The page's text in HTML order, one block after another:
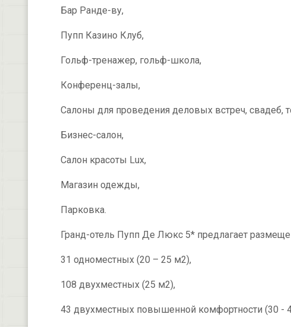
Бар Ранде-ву,
Пупп Казино Клуб,
Гольф-тренажер, гольф-школа,
Конференц-залы,
Салоны для проведения деловых встреч, свадеб,
Бизнес-салон,
Салон красоты Lux,
Магазин одежды,
Парковка.
Гранд-отель Пупп Де Люкс 5* предлагает
31 одноместных (20 – 25 м2),
108 двухместных (25 м2),
43 двухместных повышенной комфортности (30 -